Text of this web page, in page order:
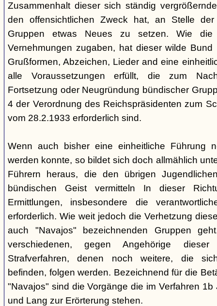
Zusammenhalt dieser sich ständig
den offensichtlichen Zweck hat, an Stelle der
Gruppen etwas Neues zu setzen. Wie die
Vernehmungen zugaben, hat dieser wilde
Grußformen, Abzeichen, Lieder and eine
alle Voraussetzungen erfüllt, die zum
Fortsetzung oder Neugründung bündischer
4 der Verordnung des Reichspräsidenten zum
vom 28.2.1933 erforderlich sind.
Wenn auch bisher eine einheitliche Führung
werden konnte, so bildet sich doch allmählich
Führern heraus, die den übrigen
bündischen Geist vermitteln In dieser
Ermittlungen, insbesondere die
erforderlich. Wie weit jedoch die Verhetzung
auch "Navajos" bezeichnenden Gruppen
verschiedenen, gegen Angehörige dieser
Strafverfahren, denen noch weitere, die
befinden, folgen werden. Bezeichnend für die
"Navajos" sind die Vorgänge die im Verfahren
und Lang zur Erörterung stehen.